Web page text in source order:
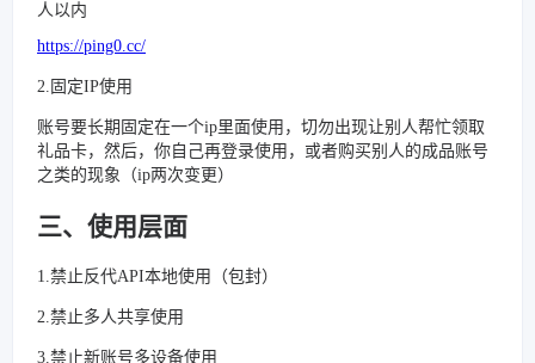
人以内
https://ping0.cc/
2.固定IP使用
账号要长期固定在一个ip里面使用，切勿出现让别人帮忙领取
礼品卡，然后，你自己再登录使用，或者购买别人的成品账号
之类的现象（ip两次变更）
三、使用层面
1.禁止反代API本地使用（包封）
2.禁止多人共享使用
3.禁止新账号多设备使用